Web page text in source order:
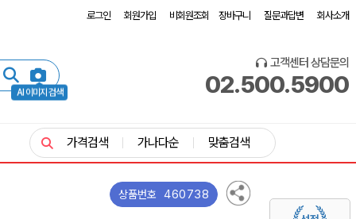
로그인 회원가입 비회원조회 장바구니 질문과답변 회사소개
AI 이미지 검색
고객센터 상담문의
02.500.5900
가격검색 가나다순 맞춤검색
상품번호 460738